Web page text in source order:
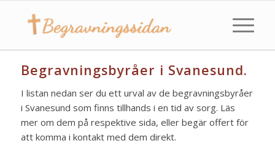
Begravningsbyråer i Svanesund.
I listan nedan ser du ett urval av de begravningsbyråer
i Svanesund som finns tillhands i en tid av sorg. Läs
mer om dem på respektive sida, eller begär offert för
att komma i kontakt med dem direkt.